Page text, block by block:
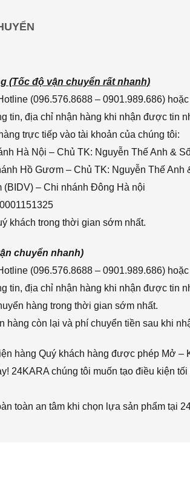
(Tốc độ vận chuyển rất nhanh)
(096.576.8688 – 0901.989.686)
tin, địa chỉ nhận hàng khi nhận được tin
trực tiếp vào tài khoản của chúng tôi:
Hà Nội – Chủ TK: Nguyễn Thế Anh &
Hồ Gươm – Chủ TK: Nguyễn Thế Anh
– Chi nhánh Đông Hà nội
khách trong thời gian sớm nhất.
chuyển nhanh)
(096.576.8688 – 0901.989.686)
tin, địa chỉ nhận hàng khi nhận được tin
hàng trong thời gian sớm nhất.
hàng còn lại và phí chuyển tiền sau khi
hàng Quý khách hàng được phép Mở –
24KARA chúng tôi muốn tạo điều kiện
toàn an tâm khi chọn lựa sản phẩm tại